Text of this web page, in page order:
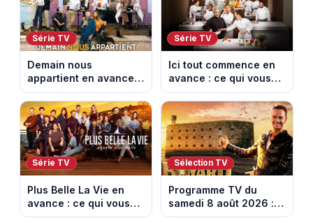
Série TV
Demain nous
appartient en avance :
ce qui vous attend la
semaine du 10 au 14
août 2026 (spoiler)
Série TV
Ici tout commence en
avance : ce qui vous
attend la semaine du
10 au 14 août 2026
(spoiler)
Série TV
Plus Belle La Vie en
avance : ce qui vous
attend la semaine du
Sélection TV
Programme TV du
samedi 8 août 2026 :
notre sélection pour